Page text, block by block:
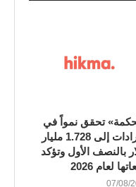
تحقق نمواً في
الإيرادات إلى 1.728 مليار
بالنصف الأول وتؤكد
لعام 2026
07/08/